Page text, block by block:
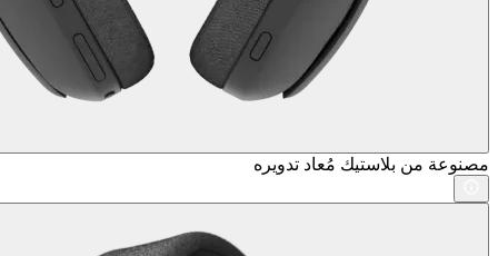
مصنوعة من بلاستيك مُعاد تدويره